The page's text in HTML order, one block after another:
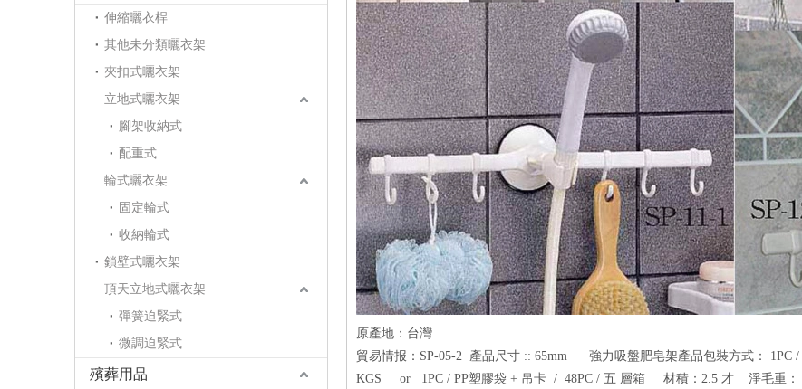
伸縮曬衣桿
其他未分類曬衣架
夾扣式曬衣架
立地式曬衣架
腳架收納式
配重式
輪式曬衣架
固定輪式
收納輪式
鎖壁式曬衣架
頂天立地式曬衣架
彈簧迫緊式
微調迫緊式
殯葬用品
原產地：台灣
貿易情报：SP-05-2 產品尺寸 :: 65mm 強力吸盤肥皂架產品包裝方式：
KGS or 1PC / PP塑膠袋 + 吊卡 / 48PC / 五 層箱 材積：2.5 才 淨毛重：